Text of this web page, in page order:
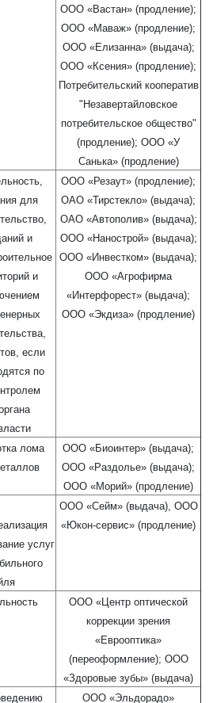
ООО «Вастан» (продление);
ООО «Маваж» (продление);
ООО «Елизанна» (выдача);
ООО «Ксения» (продление);
Потребительский кооператив
"Незавертайловское
потребительское общество"
(продление); ООО «У
Санька» (продление)
для
и
и
если
по
ООО «Резаут» (продление);
ОАО «Тирстекло» (выдача);
ОАО «Автополив» (выдача);
ООО «Нанострой» (выдача);
ООО «Инвестком» (выдача);
ООО «Агрофирма
«Интерфорест» (выдача);
ООО «Экдиза» (продление)
лома
ООО «Биоинтер» (выдача);
ООО «Раздолье» (выдача);
ООО «Морий» (продление)
услуг
ООО «Сейм» (выдача), ООО
«Юкон-сервис» (продление)
ООО «Центр оптической
коррекции зрения
«Еврооптика»
(переоформление); ООО
«Здоровые зубы» (выдача)
ООО «Эльдорадо»